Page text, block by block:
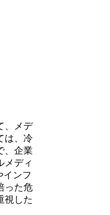
、メデ
は、冷
、企業
メディ
インフ
った危
視した